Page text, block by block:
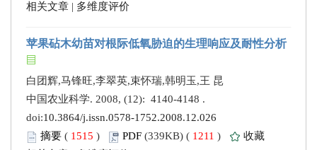
相关文章 | 多维度评价
苹果砧木幼苗对根际低氧胁迫的生理响应及耐性分析
白团辉,马锋旺,李翠英,束怀瑞,韩明玉,王 昆
中国农业科学. 2008, (12): 4140-4148 .
doi:10.3864/j.issn.0578-1752.2008.12.026
摘要 ( 1515 ) PDF (339KB) ( 1211 )
收藏